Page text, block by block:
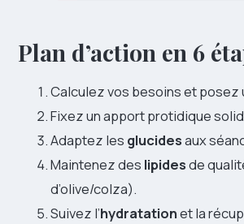
Plan d’action en 6
Calculez vos besoins et posez
Fixez un apport protidique
Adaptez les glucidesaux
Maintenez des lipidesde
d’olive/colza).
Suivez l’hydratationet la